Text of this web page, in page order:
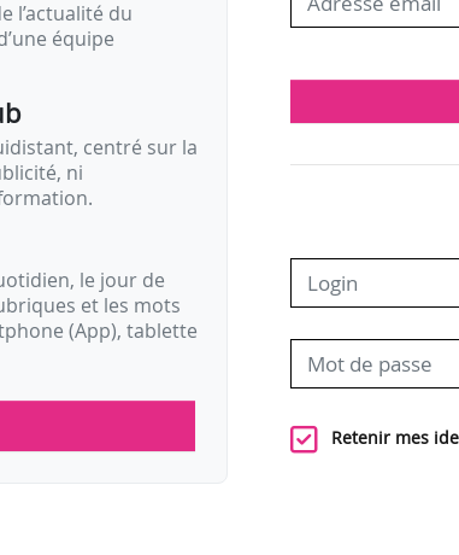
l’actualité du
équipe
centré sur la
ni
le jour de
et les mots
(App), tablette
Retenir mes